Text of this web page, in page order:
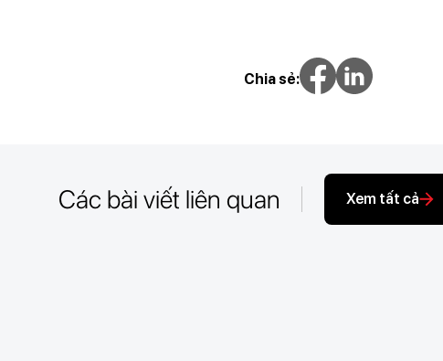
Chia sẻ:
Các bài viết liên quan Xem tất cả